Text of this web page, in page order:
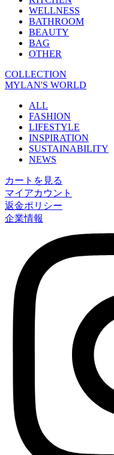
WELLNESS
BATHROOM
BEAUTY
BAG
OTHER
COLLECTION
MYLAN'S WORLD
ALL
FASHION
LIFESTYLE
INSPIRATION
SUSTAINABILITY
NEWS
カートを見る
マイアカウント
返金ポリシー
企業情報